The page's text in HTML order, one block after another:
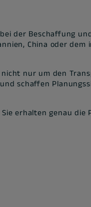
der Beschaffung
China oder
nur um den
schaffen
Sie erhalten genau